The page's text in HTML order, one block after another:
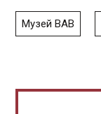
Музей ВАВ